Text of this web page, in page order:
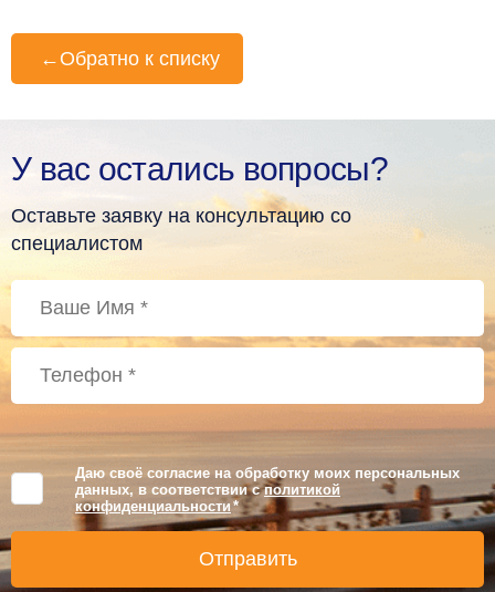
← Обратно к списку
У вас остались вопросы?
Оставьте заявку на консультацию со
специалистом
Даю своё согласие на обработку моих персональных
данных, в соответствии сполитикой
конфиденциальности *